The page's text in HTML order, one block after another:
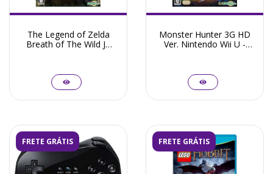
The Legend of Zelda
Breath of The Wild JP
Monster Hunter 3G HD
Ver. Nintendo Wii U -
FRETE GRÁTIS FRETE GRÁTIS